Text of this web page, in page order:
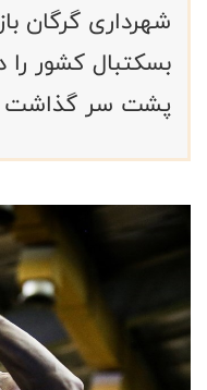
شهرداری گرگان
بسکتبال کشور را
پشت سر